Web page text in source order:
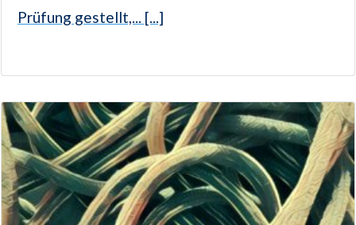
Prüfung gestellt,... [...]